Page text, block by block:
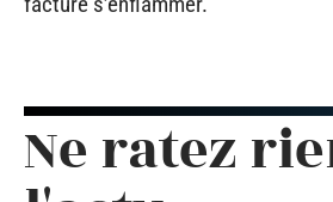
Ne ratez